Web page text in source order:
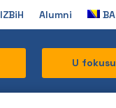
IZBiH Alumni BA
U fokusu